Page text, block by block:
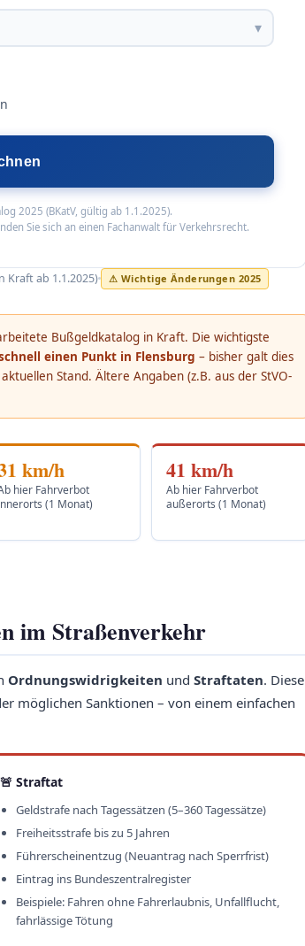
▾
2025 (BKatV, gültig ab 1.1.2025).
Sie sich an einen Fachanwalt für Verkehrsrecht.
Kraft ab 1.1.2025) ⚠ Wichtige Änderungen 2025
Bußgeldkatalog in Kraft. Die wichtigste
einen Punkt in Flensburg – bisher galt dies
Stand. Ältere Angaben (z.B. aus der StVO-
km/h
hier Fahrverbot
(1 Monat)
41 km/h
Ab hier Fahrverbot
außerorts (1 Monat)
im Straßenverkehr
Ordnungswidrigkeiten und Straftaten. Diese
möglichen Sanktionen – von einem einfachen
🚨 Straftat
Geldstrafe nach Tagessätzen (5–360 Tagessätze)
Freiheitsstrafe bis zu 5 Jahren
Führerscheinentzug (Neuantrag nach Sperrfrist)
Eintrag ins Bundeszentralregister
Beispiele: Fahren ohne Fahrerlaubnis, Unfallflucht,
fahrlässige Tötung